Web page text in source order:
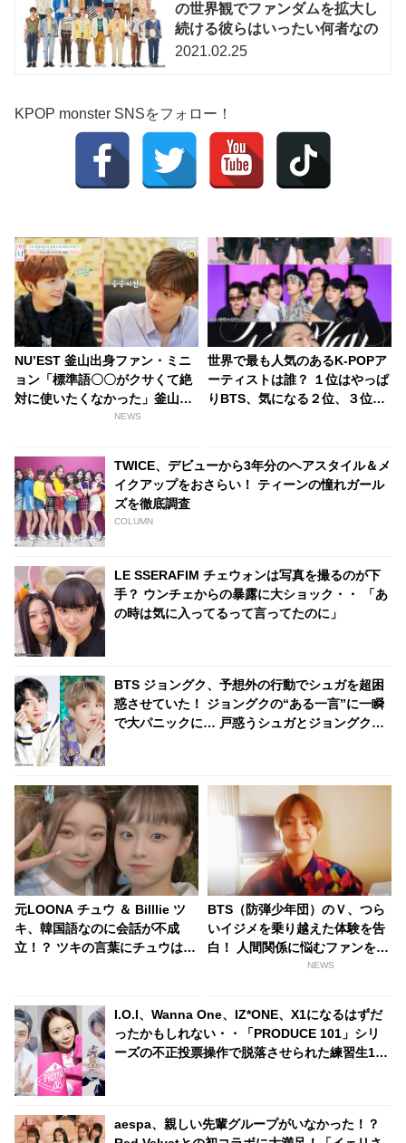
の世界観でファンダムを拡大し
続ける彼らはいったい何者なの
2021.02.25
KPOP monster SNSをフォロー！
NU’EST 釜山出身ファン・ミニ
ョン「標準語〇〇がクサくて絶
対に使いたくなかった」釜山出
身ならみんな知ってる「鳥肌必
NEWS
世界で最も人気のあるK-POPア
ーティストは誰？ １位はやっぱ
りBTS、気になる２位、３位
ン！ 各国の個性あふれるデータ
に注目殺到
TWICE、デビューから3年分のヘアスタイル＆メ
イクアップをおさらい！ ティーンの憧れガール
ズを徹底調査
COLUMN
LE SSERAFIM チェウォンは写真を撮るのが下
手？ ウンチェからの暴露に大ショック・・ 「あ
の時は気に入ってるって言ってたのに」
BTS ジョングク、予想外の行動でシュガを超困
惑させていた！ ジョングクの“ある一言”に一瞬
で大パニックに… 戸惑うシュガとジョングクの
元LOONA チュウ ＆ Billlie ツ
キ、韓国語なのに会話が不成
立！？ ツキの言葉にチュウは
ぎるやりとりに「もっと共演し
て」の声続々
BTS（防弾少年団）のＶ、つら
いイジメを乗り越えた体験を告
白！ 人間関係に悩むファンを勇
NEWS
I.O.I、Wanna One、IZ*ONE、X1になるはずだ
ったかもしれない・・「PRODUCE 101」シリ
ーズの不正投票操作で脱落させられた練習生12
aespa、親しい先輩グループがいなかった！？